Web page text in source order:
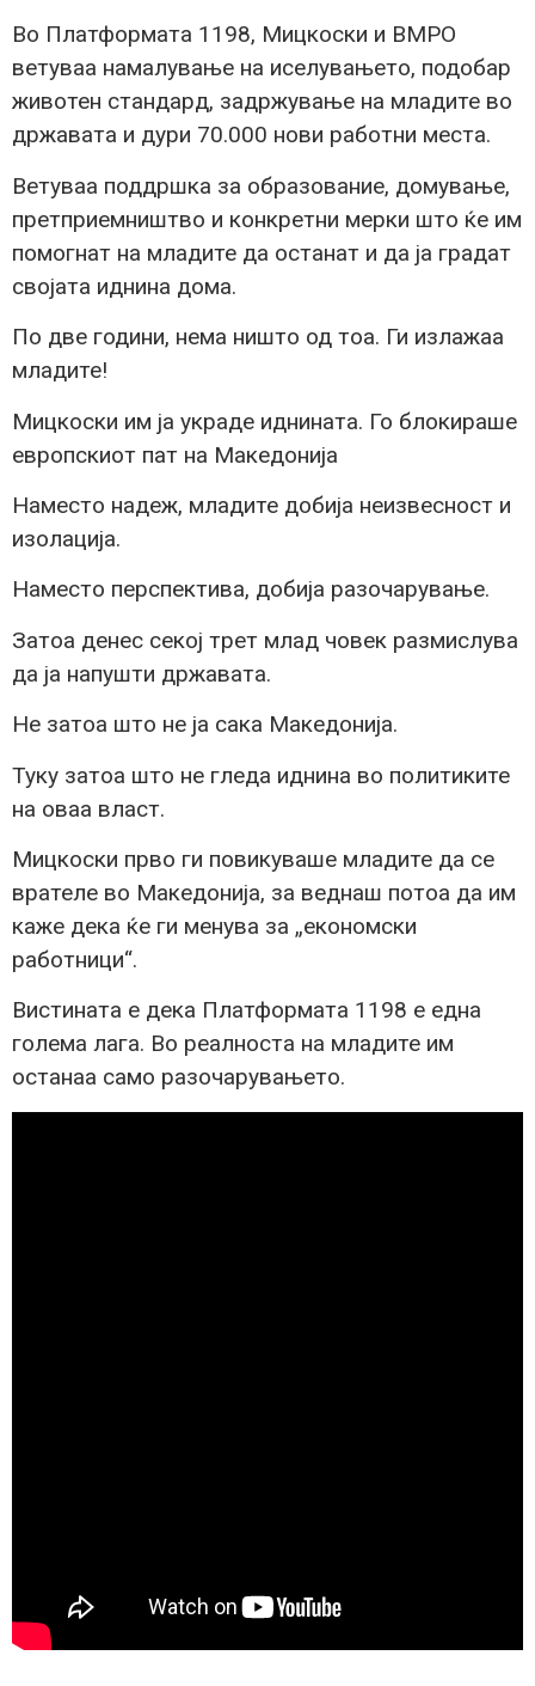
Во Платформата 1198, Мицкоски и ВМРО
ветуваа намалување на иселувањето, подобар
животен стандард, задржување на младите во
државата и дури 70.000 нови работни места.
Ветуваа поддршка за образование, домување,
претприемништво и конкретни мерки што ќе им
помогнат на младите да останат и да ја градат
својата иднина дома.
По две години, нема ништо од тоа. Ги излажаа
младите!
Мицкоски им ја украде иднината. Го блокираше
европскиот пат на Македонија
Наместо надеж, младите добија неизвесност и
изолација.
Наместо перспектива, добија разочарување.
Затоа денес секој трет млад човек размислува
да ја напушти државата.
Не затоа што не ја сака Македонија.
Туку затоа што не гледа иднина во политиките
на оваа власт.
Мицкоски прво ги повикуваше младите да се
врателе во Македонија, за веднаш потоа да им
каже дека ќе ги менува за „економски
работници“.
Вистината е дека Платформата 1198 е една
голема лага. Во реалноста на младите им
останаа само разочарувањето.